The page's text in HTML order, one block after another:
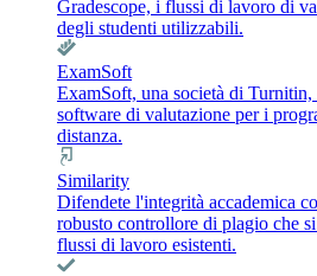
Gradescope, i flussi di lavoro di
degli studenti utilizzabili.
ExamSoft
ExamSoft, una società di
software di valutazione per i
distanza.
Similarity
Difendete l'integrità accademica
robusto controllore di plagio che
flussi di lavoro esistenti.